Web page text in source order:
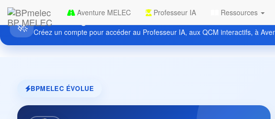
BP MELEC
Aventure MELEC Professeur IA Ressources
🚀 Découvrez gratuitement BPmelec
Créez un compte pour accéder au Professeur IA, aux QCM interactifs, à
BPMELEC ÉVOLUE